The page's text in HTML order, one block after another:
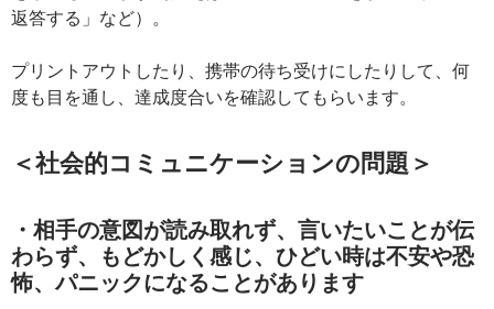
返答する」など）。
プリントアウトしたり、携帯の待ち受けにしたりして、何
度も目を通し、達成度合いを確認してもらいます。
＜社会的コミュニケーションの問題＞
・相手の意図が読み取れず、言いたいことが伝
わらず、もどかしく感じ、ひどい時は不安や恐
怖、パニックになることがあります